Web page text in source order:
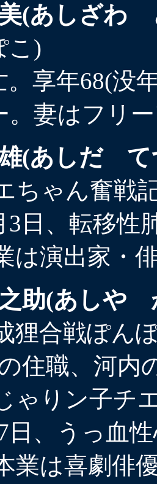
(あしざわ
こ)
。享年68(没
。妻はフリ
(あしだ て
ちゃん奮戦
3日、転移性
は演出家・
助(あしや
狸合戦ぽん
住職、河内
ゃりン子チ
日、うっ血
業は喜劇俳